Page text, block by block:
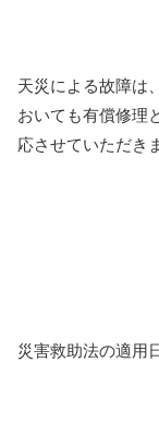
天災による故障は
おいても有償修理
応させていただき
災害救助法の適用